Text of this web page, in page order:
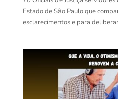
Estado de São Paulo que
esclarecimentos e para